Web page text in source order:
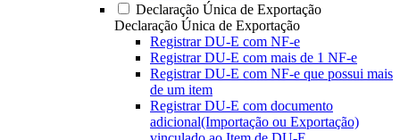
Declaração Única de Exportação
Declaração Única de Exportação
Registrar DU-E com NF-e
Registrar DU-E com mais de 1 NF-e
Registrar DU-E com NF-e que possui mais
de um item
Registrar DU-E com documento
adicional(Importação ou Exportação)